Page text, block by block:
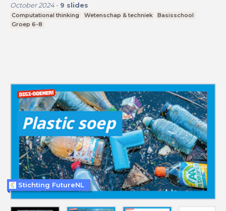
October 2024- 9 slides
Computational thinking Wetenschap & techniek
Basisschool
Groep 6-8
Stichting FutureNL